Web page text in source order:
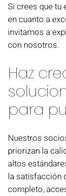
Si crees que tu
en cuanto a
invitamos a
con nosotros.
Haz
para
Nuestros
priorizan la
altos
la satisfacción
completo,